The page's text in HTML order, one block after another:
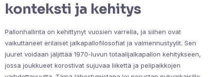
konteksti ja kehitys
Pallonhallinta on kehittynyt vuosien varrella, ja siihen ovat
vaikuttaneet erilaiset jalkapallofilosofiat ja valmennustyylit. Sen
juuret voidaan jäljittää 1970-luvun totaalijalkapallon kehitykseen,
jossa joukkueet korostivat sujuvaa liikettä ja pelipaikkojen